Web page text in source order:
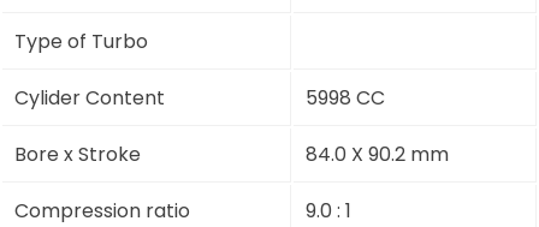
Type of Turbo
Cylider Content 5998 CC
Bore x Stroke 84.0 X 90.2 mm
Compression ratio 9.0 : 1